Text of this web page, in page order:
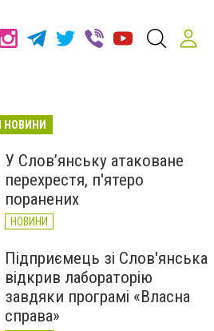
НОВИНИ
У Слов’янську атаковане
перехрестя, п'ятеро
поранених
НОВИНИ
Підприємець зі Слов'янська
відкрив лабораторію
завдяки програмі «Власна
справа»